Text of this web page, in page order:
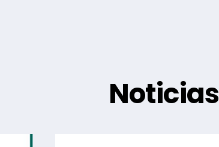
Noticias